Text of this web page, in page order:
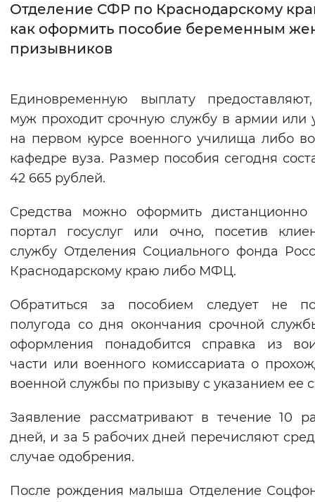
Цвет сайта
Монохромный
Изображения
Включены Выключены
Вернуть стандартные настройки
Отделение СФР по Краснодарскому
как оформить пособие беременным
призывников
Единовременную выплату
муж проходит срочную службу в армии или
на первом курсе военного училища либо
кафедре вуза. Размер пособия сегодня
42 665 рублей.
Средства можно оформить дистанционно
портал госуслуг или очно, посетив
службу Отделения Социального фонда
Краснодарскому краю либо МФЦ.
Обратиться за пособием следует не
полугода со дня окончания срочной
оформления понадобится справка из
части или военного комиссариата о
военной службы по призыву с указанием ее
Заявление рассматривают в течение 10
дней, и за 5 рабочих дней перечисляют
случае одобрения.
После рождения малыша Отделение